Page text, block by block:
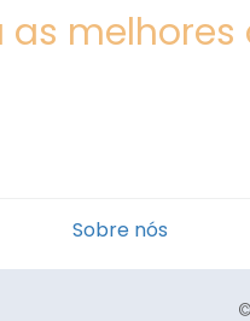
as melhores
Sobre nós